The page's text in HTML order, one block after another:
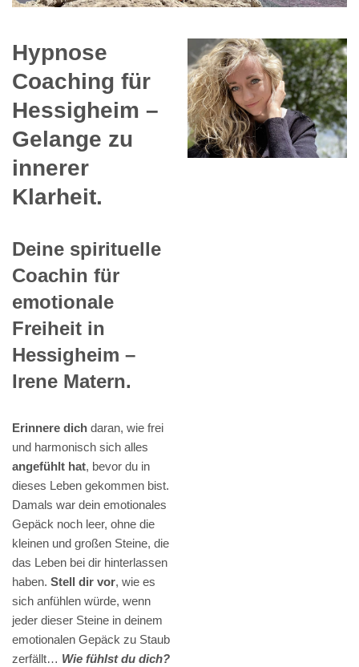
Hypnose
Coaching für
Hessigheim –
Gelange zu
innerer
Klarheit.
Deine spirituelle
Coachin für
emotionale
Freiheit in
Hessigheim –
Irene Matern.
Erinnere dich daran, wie frei
und harmonisch sich alles
angefühlt hat, bevor du in
dieses Leben gekommen bist.
Damals war dein emotionales
Gepäck noch leer, ohne die
kleinen und großen Steine, die
das Leben bei dir hinterlassen
haben. Stell dir vor, wie es
sich anfühlen würde, wenn
jeder dieser Steine in deinem
emotionalen Gepäck zu Staub
zerfällt… Wie fühlst du dich?